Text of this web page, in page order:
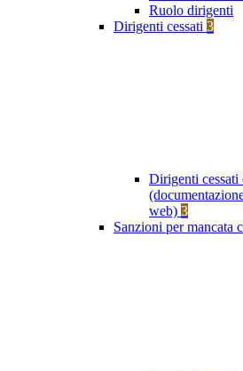
Ruolo dirigenti
Dirigenti cessati 3
Dirigenti
web) 3
Sanzioni per mancata